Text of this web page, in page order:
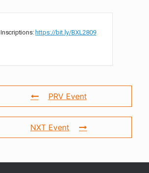
Inscriptions: https://bit.ly/BXL2809
PRV Event
NXT Event